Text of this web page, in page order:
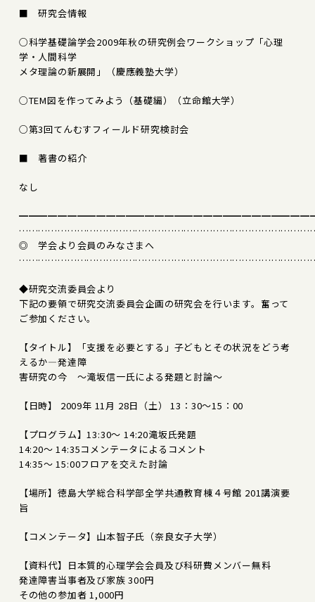
■ 研究会情報
○科学基礎論学会2009年秋の研究例会ワークショップ「心理
学・人間科学
メタ理論の新展開」（慶應義塾大学）
○TEM図を作ってみよう（基礎編）（立命館大学）
○第3回てんむすフィールド研究検討会
■ 著書の紹介
なし
◎ 学会より会員のみなさまへ
◆研究交流委員会より
下記の要領で研究交流委員会企画の研究会を行います。奮って
ご参加ください。
【タイトル】「支援を必要とする」子どもとその状況をどう考
えるか―発達障
害研究の今 ～滝坂信一氏による発題と討論～
【日時】 2009年 11月 28日（土） 13：30～15：00
【プログラム】13:30～ 14:20滝坂氏発題
14:20～ 14:35コメンテータによるコメント
14:35～ 15:00フロアを交えた討論
【場所】徳島大学総合科学部全学共通教育棟４号館 201講演要
旨
【コメンテータ】山本智子氏（奈良女子大学）
【資料代】日本質的心理学会会員及び科研費メンバー無料
発達障害当事者及び家族 300円
その他の参加者 1,000円